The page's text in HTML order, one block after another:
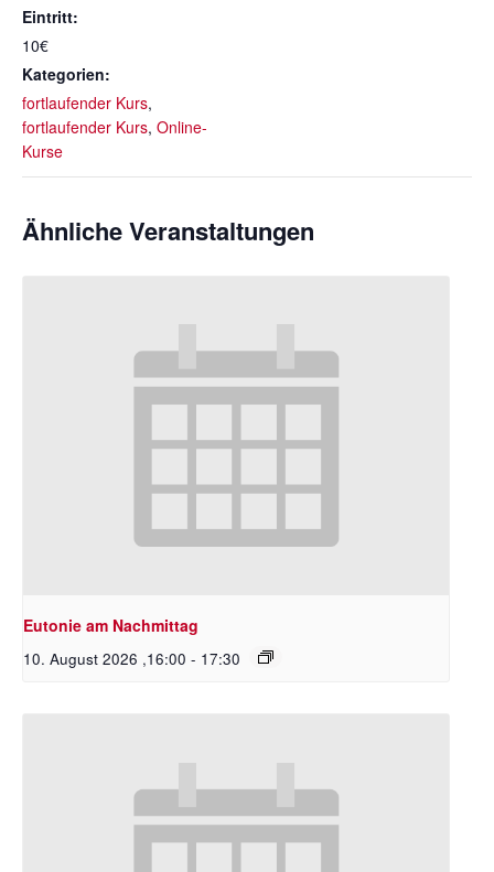
Eintritt:
10€
Kategorien:
fortlaufender Kurs,
fortlaufender Kurs, Online-
Kurse
Ähnliche Veranstaltungen
Eutonie am Nachmittag
10. August 2026 ,16:00 - 17:30